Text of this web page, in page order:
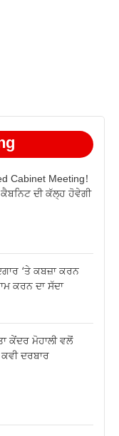
Cabinet Meeting!
ਦੀ ਕੱਲ੍ਹ ਹੋਵੇਗੀ
‘ਤੇ ਕਬਜ਼ਾ ਕਰਨ
ਕਰਨ ਦਾ ਸੱਦਾ
ਕੇਂਦਰ ਮੋਹਾਲੀ ਵਲੋਂ
ਦਰਬਾਰ